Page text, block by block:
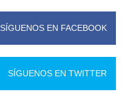
SÍGUENOS EN FACEBOOK
SÍGUENOS EN TWITTER